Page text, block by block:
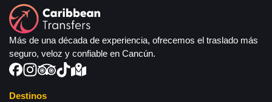
Más de una década de experiencia, ofrecemos el traslado más
seguro, veloz y confiable en Cancún.
Destinos